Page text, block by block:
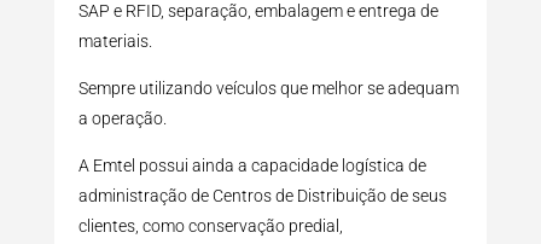
SAP e RFID, separação, embalagem e entrega de
materiais.
Sempre utilizando veículos que melhor se adequam
a operação.
A Emtel possui ainda a capacidade logística de
administração de Centros de Distribuição de seus
clientes, como conservação predial,